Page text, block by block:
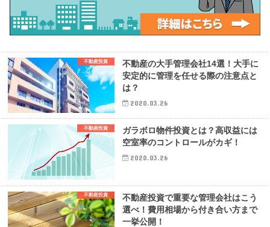
不動産投資
不動産の大手管理会社14選！大手に
安定的に管理を任せる際の注意点と
は？
2020.03.26
不動産投資
ガラボロ物件投資とは？高収益には
空室率のコントロールがカギ！
2020.03.26
不動産投資
不動産投資で重要な管理会社はこう
選べ！費用相場から付き合い方まで
一挙公開！